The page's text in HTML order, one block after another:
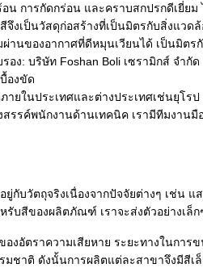
การกัดกร่อน และคราบสกปรกดีเยี่ย
จึงเป็นวัสดุก่อสร้างที่เป็นมิตรกับสิ่งแว
านของอากาศที่ดีหมุนเวียนได้ เป็นมิตร
อง: บริษัท Foshan Boli เซรามิกส์ จำ
องขัด
ยในประเทศและต่างประเทศเช่นยุโร
รรค์พนักงานด้านเทคนิค เรามีทีมงาน
ยู่กับวัตถุจริงเนื่องจากปัจจัยต่างๆ เช่น
บสีของผลิตภัณฑ์ เราจะส่งตัวอย่างเล็
งอัตราความเสียหาย ระยะทางในกา
ชาติ ดังนั้นการผลิตแต่ละสาขาจึงมีสีเล็